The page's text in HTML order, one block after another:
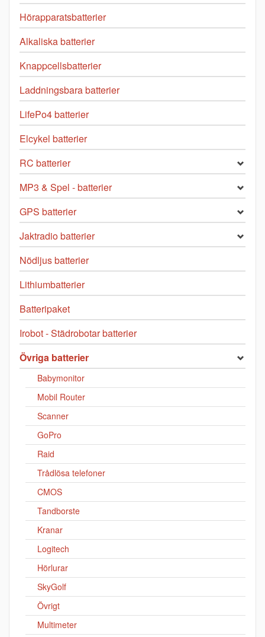
Hörapparatsbatterier
Alkaliska batterier
Knappcellsbatterier
Laddningsbara batterier
LifePo4 batterier
Elcykel batterier
RC batterier
MP3 & Spel - batterier
GPS batterier
Jaktradio batterier
Nödljus batterier
Lithiumbatterier
Batteripaket
Irobot - Städrobotar batterier
Övriga batterier
Babymonitor
Mobil Router
Scanner
GoPro
Raid
Trådlösa telefoner
CMOS
Tandborste
Kranar
Logitech
Hörlurar
SkyGolf
Övrigt
Multimeter